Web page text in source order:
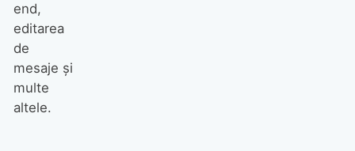
end,
editarea
de
mesaje și
multe
altele.